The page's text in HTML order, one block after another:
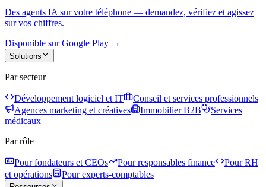
Des agents IA sur votre téléphone — demandez, vérifiez et agissez
sur vos chiffres.
Disponible sur Google Play →
Solutions
Par secteur
Développement logiciel et IT
Conseil et services professionnels
Agences marketing et créatives
Immobilier B2B
Services
médicaux
Par rôle
Pour fondateurs et CEOs Pour responsables finance
Pour RH
et opérations
Pour experts-comptables